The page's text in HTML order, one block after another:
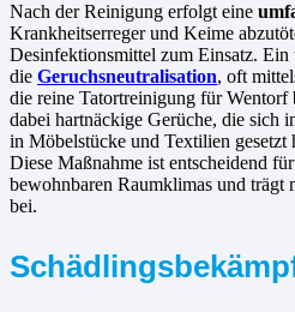
Nach der Reinigung erfolgt eine
Krankheitserreger und Keime
Desinfektionsmittel zum Einsatz.
die Geruchsneutralisation, oft
die reine Tatortreinigung für
dabei hartnäckige Gerüche, die sich
in Möbelstücke und Textilien
Diese Maßnahme ist entscheidend
bewohnbaren Raumklimas und trägt
bei.